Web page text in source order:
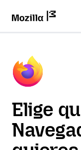
Elige